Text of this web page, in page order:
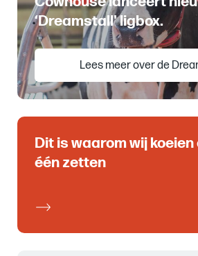
‘Dreamstall' ligbox.
Lees meer over de
Dit is waarom wij
één zetten
producten
zijn